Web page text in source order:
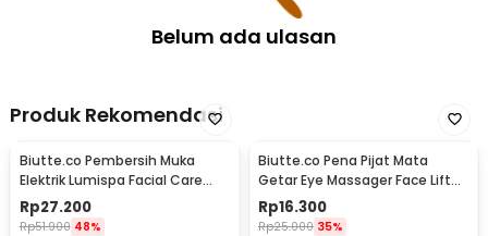
Belum ada ulasan
Produk Rekomendasi
Biutte.co Pembersih Muka
Elektrik Lumispa Facial Care
5in1 - JBM-8782
Rp27.200
Rp51.900 48%
Biutte.co Pena Pijat Mata
Getar Eye Massager Face Lift
Portable 0.5W - Mini 208
Rp16.300
Rp25.000 35%